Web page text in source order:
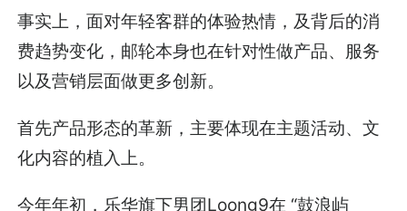
事实上，面对年轻客群的体验热情，及背后的消
费趋势变化，邮轮本身也在针对性做产品、服务
以及营销层面做更多创新。
首先产品形态的革新，主要体现在主题活动、文
化内容的植入上。
今年年初，乐华旗下男团Loong9在 “鼓浪屿